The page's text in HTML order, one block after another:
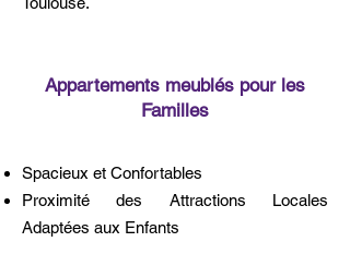
Appartements meublés pour les
Familles
Spacieux et Confortables
Proximité des Attractions Locales
Adaptées aux Enfants